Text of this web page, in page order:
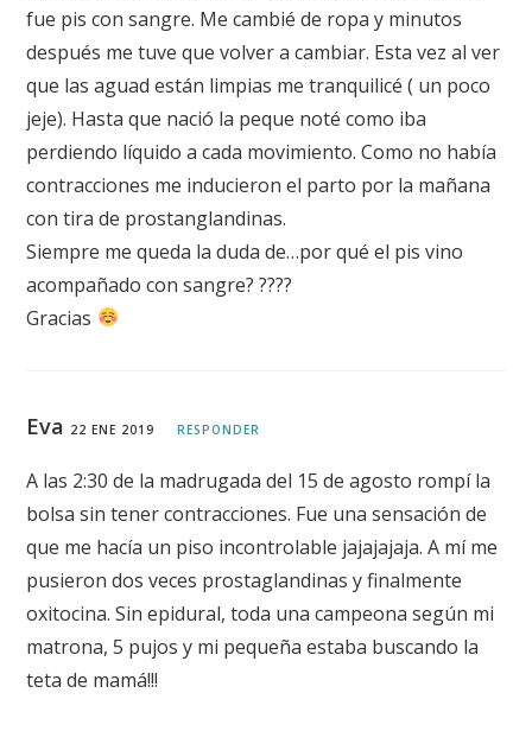
fue pis con sangre. Me cambié de ropa y minutos
después me tuve que volver a cambiar. Esta vez al ver
que las aguad están limpias me tranquilicé ( un poco
jeje). Hasta que nació la peque noté como iba
perdiendo líquido a cada movimiento. Como no había
contracciones me inducieron el parto por la mañana
con tira de prostanglandinas.
Siempre me queda la duda de…por qué el pis vino
acompañado con sangre? ????
Gracias
Eva 22 ENE 2019 RESPONDER
A las 2:30 de la madrugada del 15 de agosto rompí la
bolsa sin tener contracciones. Fue una sensación de
que me hacía un piso incontrolable jajajajaja. A mí me
pusieron dos veces prostaglandinas y finalmente
oxitocina. Sin epidural, toda una campeona según mi
matrona, 5 pujos y mi pequeña estaba buscando la
teta de mamá!!!